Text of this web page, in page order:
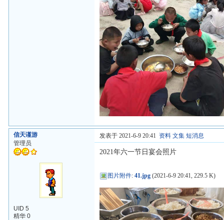
信天谨游
管理员
UID 5
精华 0
发表于 2021-6-9 20:41 资料 文集 短消息
2021年六一节日宴会照片
图片附件:41.jpg (2021-6-9 20:41, 229.5 K)